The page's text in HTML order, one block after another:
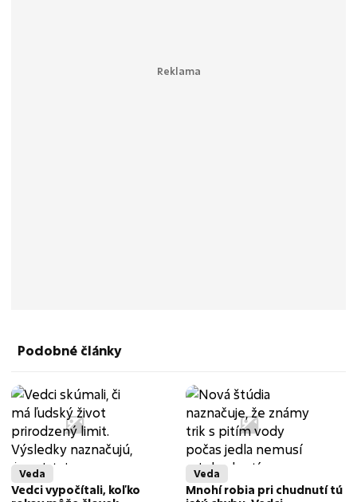
Podobné články
Veda
Vedci vypočítali, koľko
Veda
Mnohí robia pri chudnutí tú